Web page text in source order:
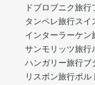
ドブロブニク旅行
タンペレ旅行スイ
インターラーケン
サンモリッツ旅行
ハンガリー旅行ブ
リスボン旅行ポル